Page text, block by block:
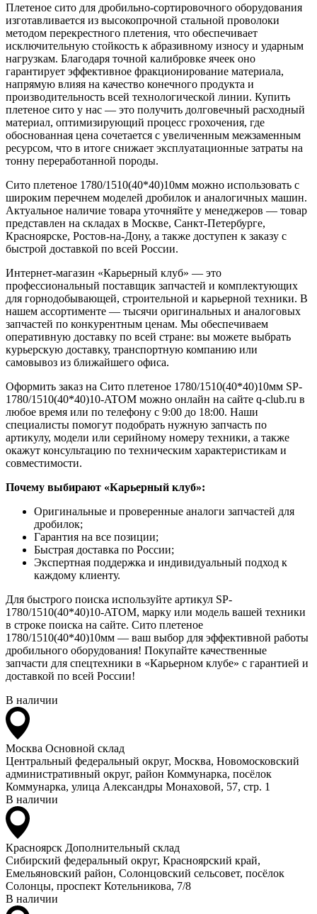
Плетеное сито для дробильно-сортировочного оборудования
изготавливается из высокопрочной стальной проволоки
методом перекрестного плетения, что обеспечивает
исключительную стойкость к абразивному износу и ударным
нагрузкам. Благодаря точной калибровке ячеек оно
гарантирует эффективное фракционирование материала,
напрямую влияя на качество конечного продукта и
производительность всей технологической линии. Купить
плетеное сито у нас — это получить долговечный расходный
материал, оптимизирующий процесс грохочения, где
обоснованная цена сочетается с увеличенным межзаменным
ресурсом, что в итоге снижает эксплуатационные затраты на
тонну переработанной породы.
Сито плетеное 1780/1510(40*40)10мм можно использовать с
широким перечнем моделей дробилок и аналогичных машин.
Актуальное наличие товара уточняйте у менеджеров — товар
представлен на складах в Москве, Санкт-Петербурге,
Красноярске, Ростов-на-Дону, а также доступен к заказу с
быстрой доставкой по всей России.
Интернет-магазин «Карьерный клуб» — это
профессиональный поставщик запчастей и комплектующих
для горнодобывающей, строительной и карьерной техники. В
нашем ассортименте — тысячи оригинальных и аналоговых
запчастей по конкурентным ценам. Мы обеспечиваем
оперативную доставку по всей стране: вы можете выбрать
курьерскую доставку, транспортную компанию или
самовывоз из ближайшего офиса.
Оформить заказ на Сито плетеное 1780/1510(40*40)10мм SP-
1780/1510(40*40)10-ATOM можно онлайн на сайте q-club.ru в
любое время или по телефону с 9:00 до 18:00. Наши
специалисты помогут подобрать нужную запчасть по
артикулу, модели или серийному номеру техники, а также
окажут консультацию по техническим характеристикам и
совместимости.
Почему выбирают «Карьерный клуб»:
Оригинальные и проверенные аналоги запчастей для
дробилок;
Гарантия на все позиции;
Быстрая доставка по России;
Экспертная поддержка и индивидуальный подход к
каждому клиенту.
Для быстрого поиска используйте артикул SP-
1780/1510(40*40)10-ATOM, марку или модель вашей техники
в строке поиска на сайте. Сито плетеное
1780/1510(40*40)10мм — ваш выбор для эффективной работы
дробильного оборудования! Покупайте качественные
запчасти для спецтехники в «Карьерном клубе» с гарантией и
доставкой по всей России!
В наличии
Москва Основной склад
Центральный федеральный округ, Москва, Новомосковский
административный округ, район Коммунарка, посёлок
Коммунарка, улица Александры Монаховой, 57, стр. 1
В наличии
Красноярск Дополнительный склад
Сибирский федеральный округ, Красноярский край,
Емельяновский район, Солонцовский сельсовет, посёлок
Солонцы, проспект Котельникова, 7/8
В наличии